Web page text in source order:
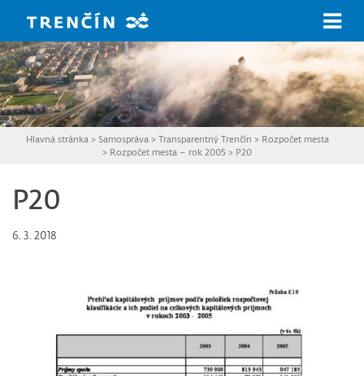
Hlavná stránka > Samospráva > Transparentný Trenčín > Rozpočet mesta
> Rozpočet mesta – rok 2005 > P20
P20
6. 3. 2018